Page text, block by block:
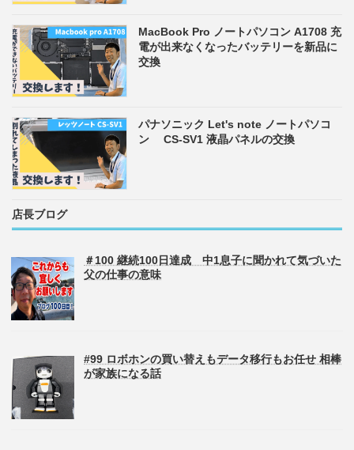
MacBook Pro ノートパソコン A1708 充
電が出来なくなったバッテリーを新品に
交換
パナソニック Let's note ノートパソコ
ン CS-SV1 液晶パネルの交換
店長ブログ
＃100 継続100日達成 中1息子に聞かれて気づいた
父の仕事の意味
#99 ロボホンの買い替えもデータ移行もお任せ 相棒
が家族になる話